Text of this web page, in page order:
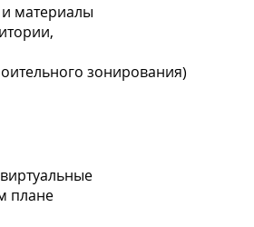
материалы
зонирования)
плане